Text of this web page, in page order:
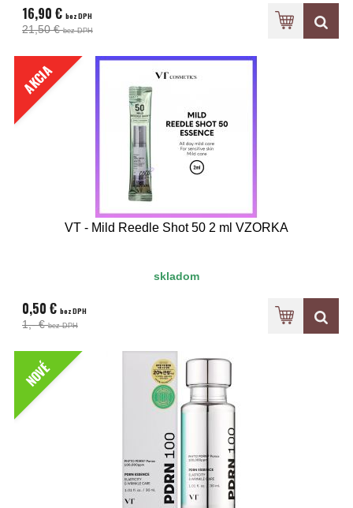
16,90 € bez DPH
21,50 €bez DPH
AKCIA
VT - Mild Reedle Shot 50 2 ml VZORKA
skladom
0,50 € bez DPH
1,- €bez DPH
NOVÉ